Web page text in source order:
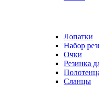
Лопатки
Набор
Очки
Резинка
Сланцы